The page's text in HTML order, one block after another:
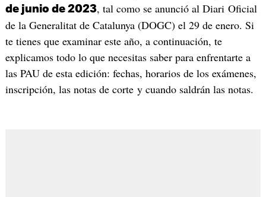
de junio de 2023, tal como se anunció al Diari Oficial
de la Generalitat de Catalunya (DOGC) el 29 de enero. Si
te tienes que examinar este año, a continuación, te
explicamos todo lo que necesitas saber para enfrentarte a
las PAU de esta edición: fechas, horarios de los exámenes,
inscripción, las notas de corte y cuando saldrán las notas.